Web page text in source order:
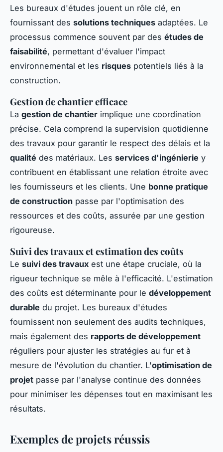
Les bureaux d'études jouent un rôle clé, en
fournissant des solutions techniques adaptées. Le
processus commence souvent par des études de
faisabilité, permettant d'évaluer l'impact
environnemental et les risques potentiels liés à la
construction.
Gestion de chantier efficace
La gestion de chantier implique une coordination
précise. Cela comprend la supervision quotidienne
des travaux pour garantir le respect des délais et la
qualité des matériaux. Les services d'ingénierie y
contribuent en établissant une relation étroite avec
les fournisseurs et les clients. Une bonne pratique
de construction passe par l'optimisation des
ressources et des coûts, assurée par une gestion
rigoureuse.
Suivi des travaux et estimation des coûts
Le suivi des travaux est une étape cruciale, où la
rigueur technique se mêle à l'efficacité. L'estimation
des coûts est déterminante pour le développement
durable du projet. Les bureaux d'études
fournissent non seulement des audits techniques,
mais également des rapports de développement
réguliers pour ajuster les stratégies au fur et à
mesure de l'évolution du chantier. L'optimisation de
projet passe par l'analyse continue des données
pour minimiser les dépenses tout en maximisant les
résultats.
Exemples de projets réussis